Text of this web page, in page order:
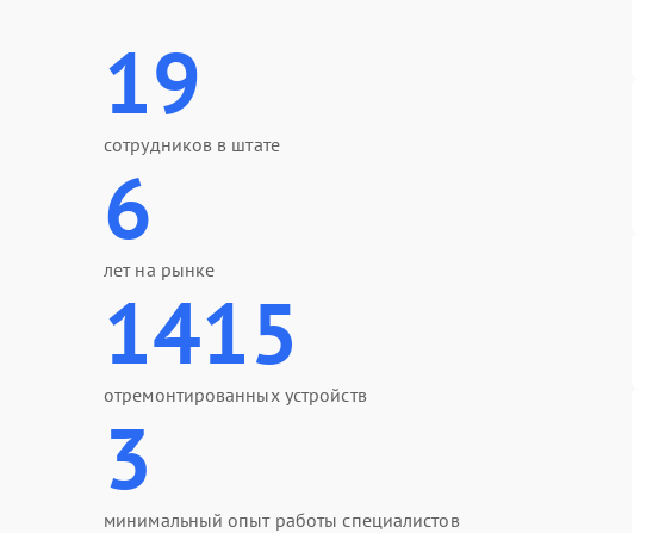
19
сотрудников в штате
6
лет на рынке
1415
отремонтированных устройств
3
минимальный опыт работы специалистов